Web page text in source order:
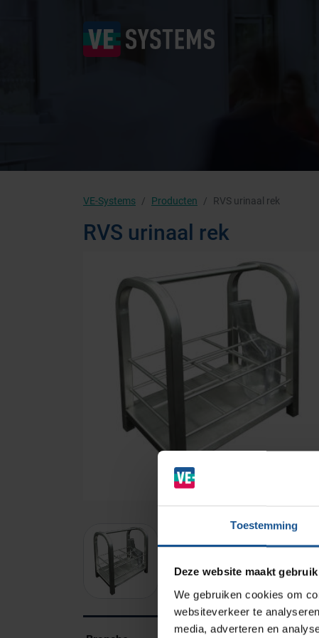
Toestemming
Deze website maakt
We gebruiken cookies om
websiteverkeer te
media, adverteren en
VE-Systems Producten RVS urinaal rek
RVS urinaal rek
Branches
Ziekenhuizen en klinieken
Zorginstellingen
Laboratoria
Cleanrooms
Logistiek en opslag
Afvalinzamelaars
Farmaceutische industrie